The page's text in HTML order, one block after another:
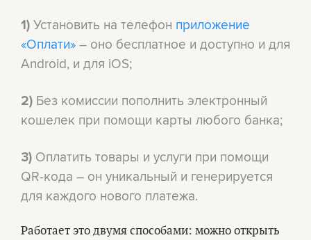
1) Установить на телефон приложение
«Оплати»– оно бесплатное и доступно и для
Android, и для iOS;
2) Без комиссии пополнить электронный
кошелек при помощи карты любого банка;
3) Оплатить товары и услуги при помощи
QR-кода – он уникальный и генерируется
для каждого нового платежа.
Работает это двумя способами: можно открыть